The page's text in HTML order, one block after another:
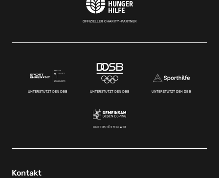
OFFIZIELLER CHARITY-PARTNER
UNTERSTÜTZT DEN DBB UNTERSTÜTZT DEN DBB UNTERSTÜTZT DEN DBB
UNTERSTÜTZEN WIR
Kontakt